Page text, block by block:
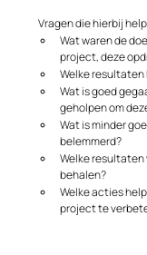
Vragen die hierbij
Wat waren de
project, deze
Welke resultaten
Wat is goed
geholpen om
Wat is minder
belemmerd?
Welke
behalen?
Welke acties
project te